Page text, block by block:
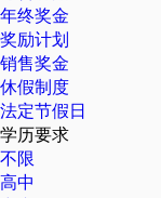
年终奖金
奖励计划
销售奖金
休假制度
法定节假日
学历要求
不限
高中